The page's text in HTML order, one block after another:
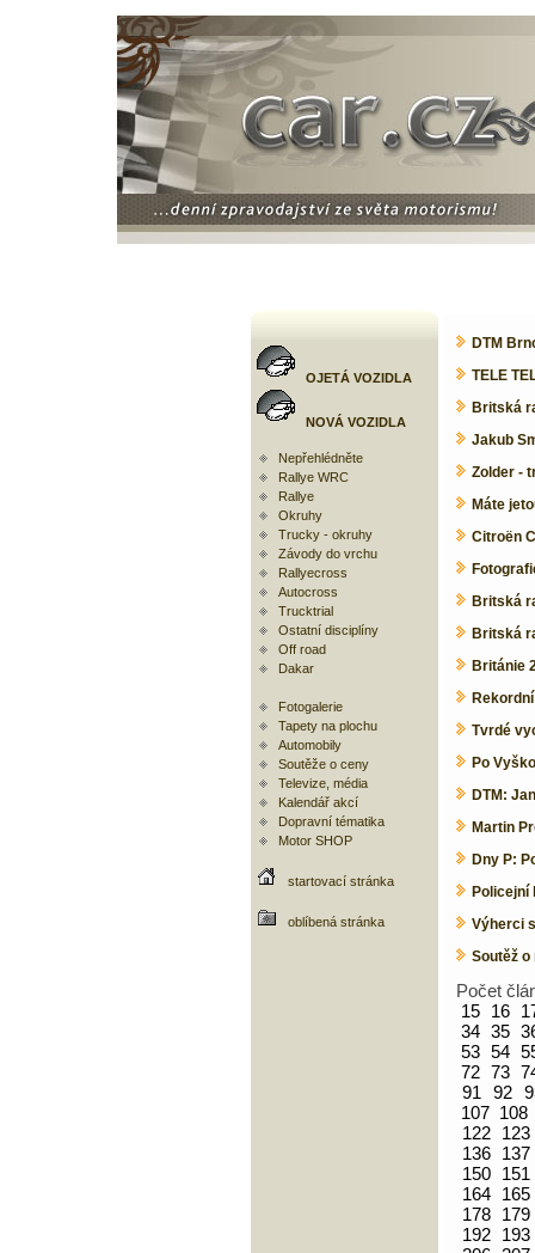
OJETÁ VOZIDLA
NOVÁ VOZIDLA
Nepřehlédněte
Rallye WRC
Rallye
Okruhy
Trucky - okruhy
Závody do vrchu
Rallyecross
Autocross
Trucktrial
Ostatní disciplíny
Off road
Dakar
Fotogalerie
Tapety na plochu
Automobily
Soutěže o ceny
Televize, média
Kalendář akcí
Dopravní tématika
Motor SHOP
startovací stránka
oblíbená stránka
DTM
TELE
Britská
Jakub
Zolder -
Máte
Citroën
Britská
Britská
Británie
Tvrdé
Po
DTM:
Martin
Dny P:
Policejní
Výherci
Soutěž
Počet
15 16
34 35
53 54
72 73
91
92
107 108
122
123
136
137
150
151
164
165
178
179
192
193